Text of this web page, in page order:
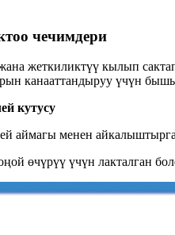
чечимдери
жеткиликтүү кылып
канааттандыруу үчүн
кутусу
аймагы менен
өчүрүү үчүн лакталган